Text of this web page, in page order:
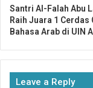
Peserta, yang
“Sampassador,”
Santri Al-Falah Abu
Raih Juara 1 Cerdas
Bahasa Arab di UIN
Leave a Reply